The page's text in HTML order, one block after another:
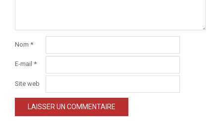
Nom *
E-mail *
Site web